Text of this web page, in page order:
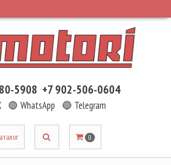
5908 +7 902-506-0604
🟢 WhatsApp 🔵 Telegram
0